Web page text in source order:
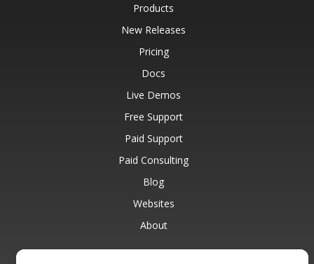
Products
New Releases
Pricing
Docs
Live Demos
Free Support
Paid Support
Paid Consulting
Blog
Websites
About